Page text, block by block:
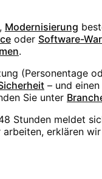
Modernisierung
oder Software-
.
(Personentage
– und
Sie unter
Stunden meldet
erklären